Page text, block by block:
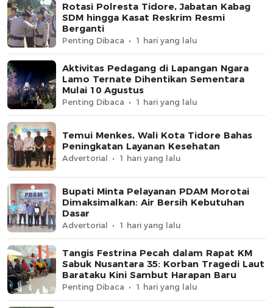
Rotasi Polresta Tidore, Jabatan Kabag
SDM hingga Kasat Reskrim Resmi
Berganti
Penting Dibaca 1 hari yang lalu
Aktivitas Pedagang di Lapangan Ngara
Lamo Ternate Dihentikan Sementara
Mulai 10 Agustus
Penting Dibaca 1 hari yang lalu
Temui Menkes, Wali Kota Tidore Bahas
Peningkatan Layanan Kesehatan
Advertorial 1 hari yang lalu
Bupati Minta Pelayanan PDAM Morotai
Dimaksimalkan: Air Bersih Kebutuhan
Dasar
Advertorial 1 hari yang lalu
Tangis Festrina Pecah dalam Rapat KM
Sabuk Nusantara 35: Korban Tragedi Laut
Barataku Kini Sambut Harapan Baru
Penting Dibaca 1 hari yang lalu